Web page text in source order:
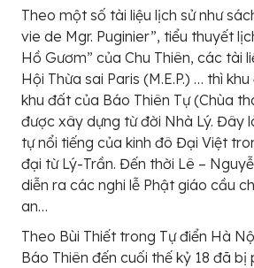
Theo một số tài liệu lịch sử như
vie de Mgr. Puginier”, tiểu thuyết
Hồ Gươm” của Chu Thiên, các tài
Hội Thừa sai Paris (M.E.P.) … thì
khu đất của Báo Thiên Tự (Chùa
được xây dựng từ đời Nhà Lý. Đây
tự nổi tiếng của kinh đô Đại Việt
đại từ Lý-Trần. Đến thời Lê –
diễn ra các nghi lễ Phật giáo cầu
an…
Theo Bùi Thiết trong Tự điển Hà
Báo Thiên đến cuối thế kỷ 18 đã bị